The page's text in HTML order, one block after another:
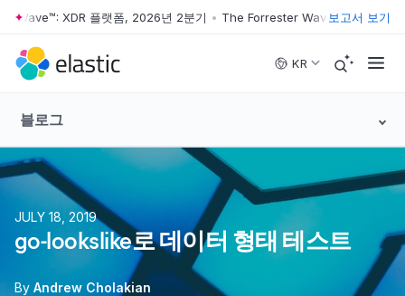
Skip to main content
XDR 플랫폼, 2026년 2분기 • The Forrester Wave™: XDR 플랫폼,
보고서 보기
KR
블로그
JULY 18, 2019
go-lookslike로 데이터 형태 테스트
By Andrew Cholakian